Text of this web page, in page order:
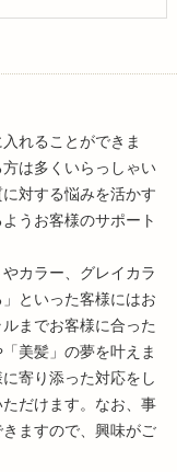
れることができま
は多くいらっしゃい
対する悩みを活かす
うお客様のサポート
カラー、グレイカラ
といった客様にはお
までお客様に合った
美髪」の夢を叶えま
寄り添った対応をし
だけます。なお、事
ますので、興味がご